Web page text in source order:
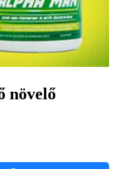
növelő